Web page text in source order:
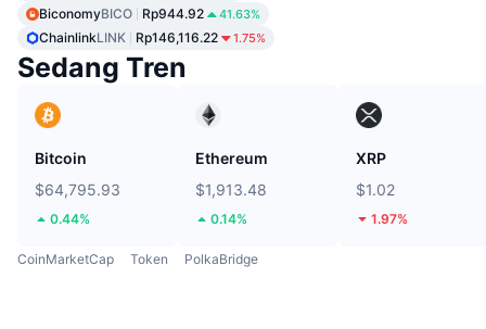
BiconomyBICO Rp944.92 41.63%
ChainlinkLINK Rp146,116.22 1.75%
Sedang Tren
Bitcoin
$64,795.93
0.44%
Ethereum
$1,913.48
0.14%
XRP
$1.02
1.97%
CoinMarketCap Token PolkaBridge